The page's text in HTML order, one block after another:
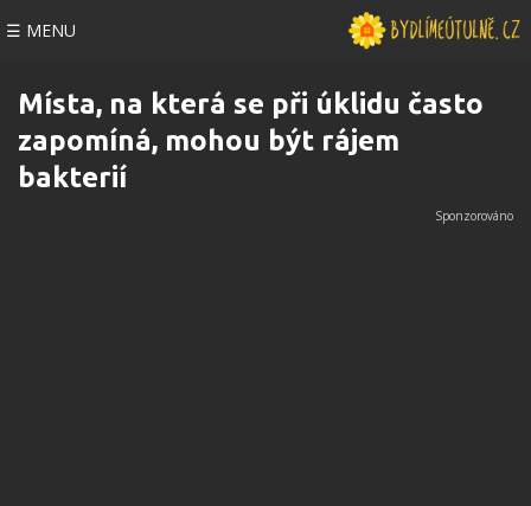
☰ MENU
Místa, na která se při úklidu často
zapomíná, mohou být rájem
bakterií